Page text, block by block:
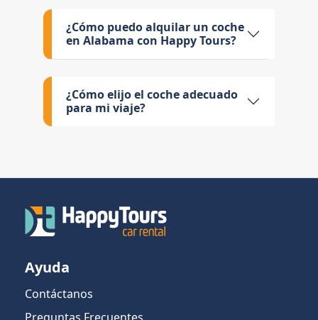
¿Cómo puedo alquilar un coche
en Alabama con Happy Tours?
¿Cómo elijo el coche adecuado
para mi viaje?
Ayuda
Contáctanos